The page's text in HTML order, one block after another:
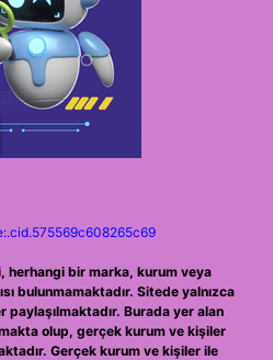
herhangi bir marka, kurum veya
bulunmamaktadır. Sitede yalnızca
paylaşılmaktadır. Burada yer alan
olup, gerçek kurum ve kişiler
Gerçek kurum ve kişiler ile